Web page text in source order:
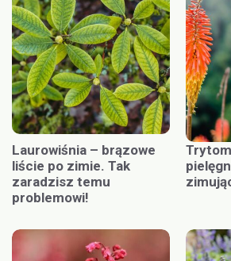
Laurowiśnia – brązowe
liście po zimie. Tak
zaradzisz temu
problemowi!